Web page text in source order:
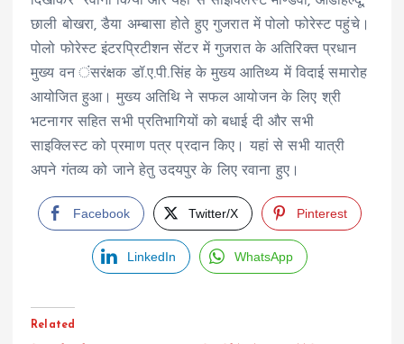
छाली बोखरा, डैया अम्बासा होते हुए गुजरात में पोलो फोरेस्ट पहुंचे।
पोलो फोरेस्ट इंटरप्रिटीशन सेंटर में गुजरात के अतिरिक्त प्रधान
मुख्य वन ंसरंक्षक डॉ.ए.पी.सिंह के मुख्य आतिथ्य में विदाई समारोह
आयोजित हुआ। मुख्य अतिथि ने सफल आयोजन के लिए श्री
भटनागर सहित सभी प्रतिभागियों को बधाई दी और सभी
साइक्लिस्ट को प्रमाण पत्र प्रदान किए। यहां से सभी यात्री
अपने गंतव्य को जाने हेतु उदयपुर के लिए रवाना हुए।
Facebook Twitter/X Pinterest
LinkedIn WhatsApp
Related